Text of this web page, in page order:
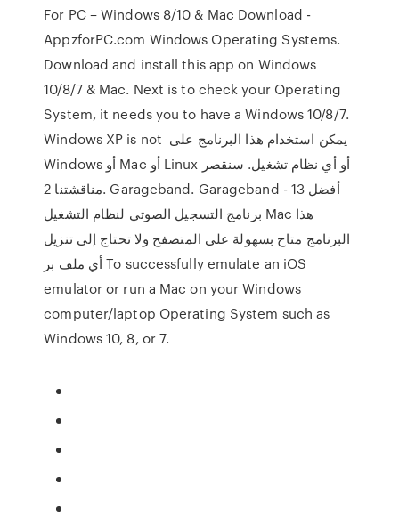
For PC – Windows 8/10 & Mac Download -
AppzforPC.com Windows Operating Systems.
Download and install this app on Windows
10/8/7 & Mac. Next is to check your Operating
System, it needs you to have a Windows 10/8/7.
Windows XP is not يمكن استخدام هذا البرنامج على
Windows أو Mac أو Linux أو أي نظام تشغيل. سنقصر
مناقشتنا 2. Garageband. Garageband - أفضل 13
برنامج التسجيل الصوتي لنظام التشغيل Mac هذا
البرنامج متاح بسهولة على المتصفح ولا تحتاج إلى تنزيل
أي ملف بر To successfully emulate an iOS
emulator or run a Mac on your Windows
computer/laptop Operating System such as
Windows 10, 8, or 7.